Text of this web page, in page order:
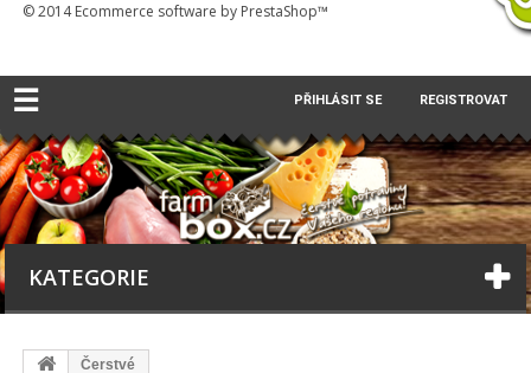
© 2014Ecommerce software by PrestaShop™
☰ PŘIHLÁSIT SE REGISTROVAT
KATEGORIE
Čerstvé